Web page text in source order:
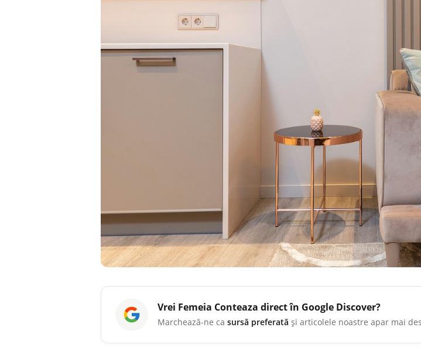
Vrei Femeia Conteaza direct în Google Discover?
Marchează-ne ca sursă preferată și articolele noastre apar mai